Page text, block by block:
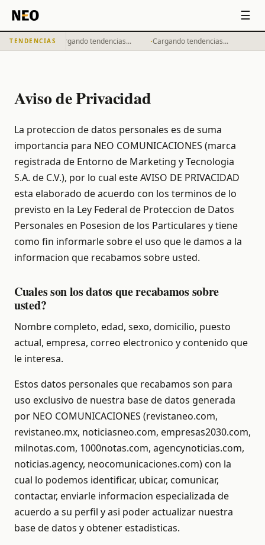
☰
TENDENCIAS
·Cargando tendencias... ·Cargando tendencias...
Aviso de Privacidad
La proteccion de datos personales es de suma
importancia para NEO COMUNICACIONES (marca
registrada de Entorno de Marketing y Tecnologia
S.A. de C.V.), por lo cual este AVISO DE PRIVACIDAD
esta elaborado de acuerdo con los terminos de lo
previsto en la Ley Federal de Proteccion de Datos
Personales en Posesion de los Particulares y tiene
como fin informarle sobre el uso que le damos a la
informacion que recabamos sobre usted.
Cuales son los datos que recabamos sobre
usted?
Nombre completo, edad, sexo, domicilio, puesto
actual, empresa, correo electronico y contenido que
le interesa.
Estos datos personales que recabamos son para
uso exclusivo de nuestra base de datos generada
por NEO COMUNICACIONES (revistaneo.com,
revistaneo.mx, noticiasneo.com, empresas2030.com,
milnotas.com, 1000notas.com, agencynoticias.com,
noticias.agency, neocomunicaciones.com) con la
cual lo podemos identificar, ubicar, comunicar,
contactar, enviarle informacion especializada de
acuerdo a su perfil y asi poder actualizar nuestra
base de datos y obtener estadisticas.